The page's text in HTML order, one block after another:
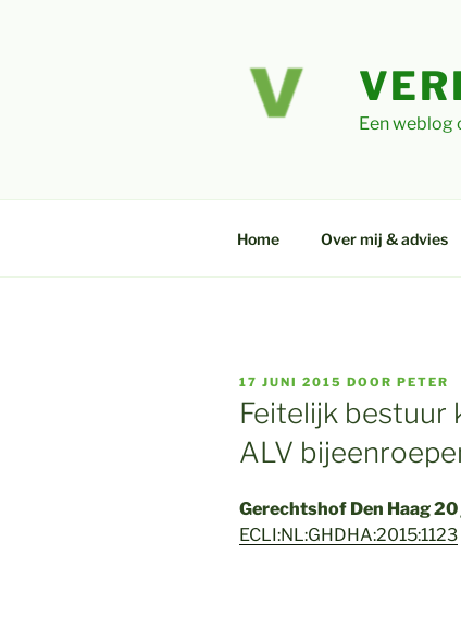
Een weblog
Home Over mij & advies
GEPLAATST
OP
17 JUNI 2015 DOOR PETER
Feitelijk bestuur
ALV
Gerechtshof Den Haag
ECLI:NL:GHDHA:2015:1123